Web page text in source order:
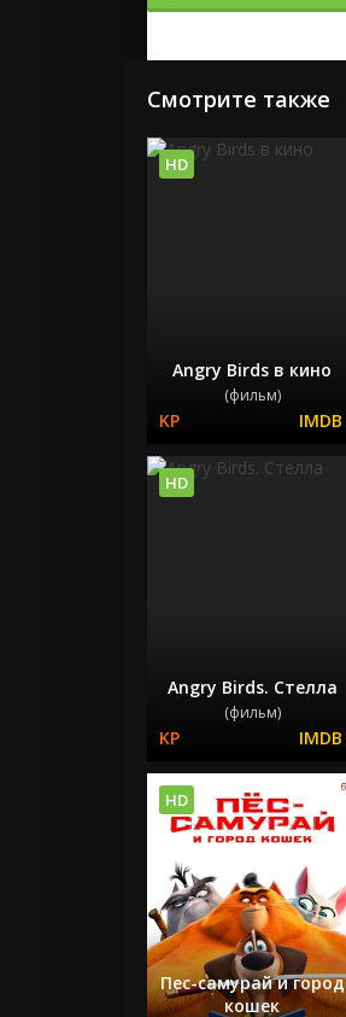
Смотрите также
Angry Birds в кино
(фильм)
HD
Angry Birds. Стелла
(фильм)
HD
Пес-самурай и город
кошек
HD